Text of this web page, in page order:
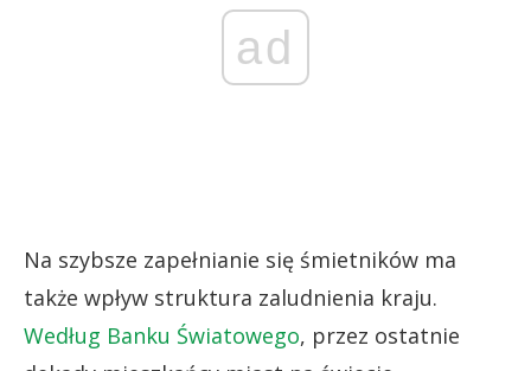
ad
Na szybsze zapełnianie się śmietników ma
także wpływ struktura zaludnienia kraju.
Według Banku Światowego, przez ostatnie